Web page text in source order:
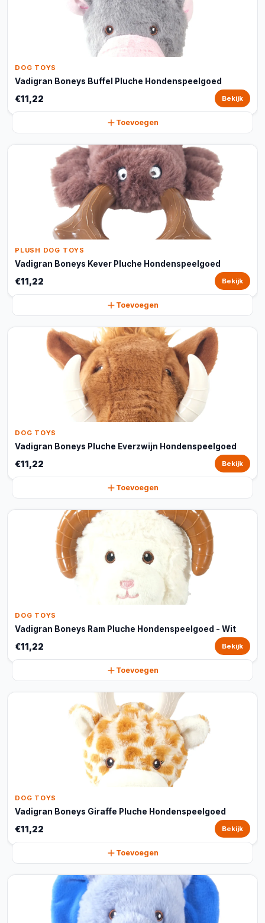
DOG TOYS
Vadigran Boneys Buffel Pluche Hondenspeelgoed
€11,22 Bekijk
Toevoegen
PLUSH DOG TOYS
Vadigran Boneys Kever Pluche Hondenspeelgoed
€11,22 Bekijk
Toevoegen
DOG TOYS
Vadigran Boneys Pluche Everzwijn Hondenspeelgoed
€11,22 Bekijk
Toevoegen
DOG TOYS
Vadigran Boneys Ram Pluche Hondenspeelgoed - Wit
€11,22 Bekijk
Toevoegen
DOG TOYS
Vadigran Boneys Giraffe Pluche Hondenspeelgoed
€11,22 Bekijk
Toevoegen